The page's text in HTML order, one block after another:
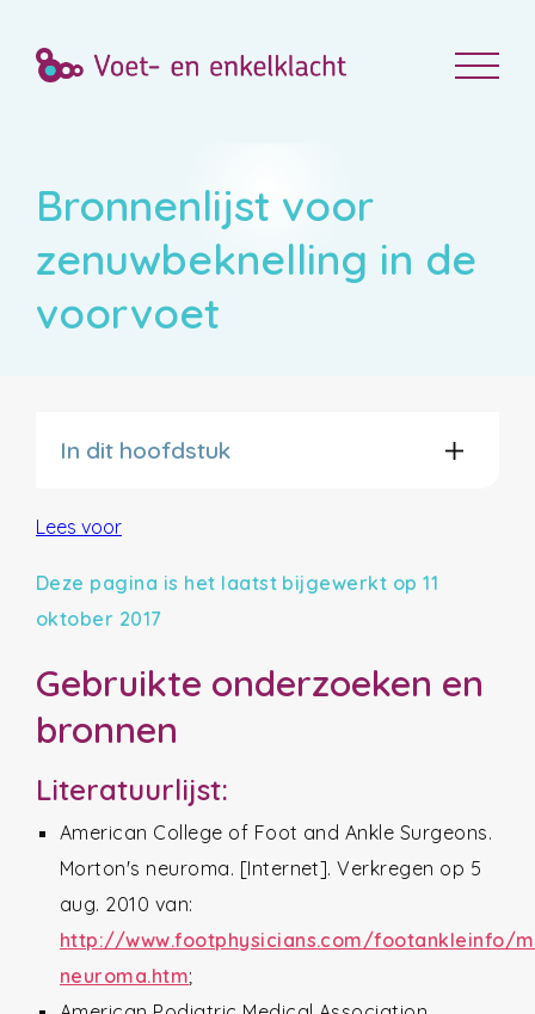
Bronnenlijst voor
zenuwbeknelling in de
voorvoet
In dit hoofdstuk
Lees voor
Deze pagina is het laatst bijgewerkt op 11
oktober 2017
Gebruikte onderzoeken en
bronnen
Literatuurlijst:
American College of Foot and Ankle Surgeons.
Morton's neuroma. [Internet]. Verkregen op 5
aug. 2010 van:
http://www.footphysicians.com/footankleinfo/
neuroma.htm;